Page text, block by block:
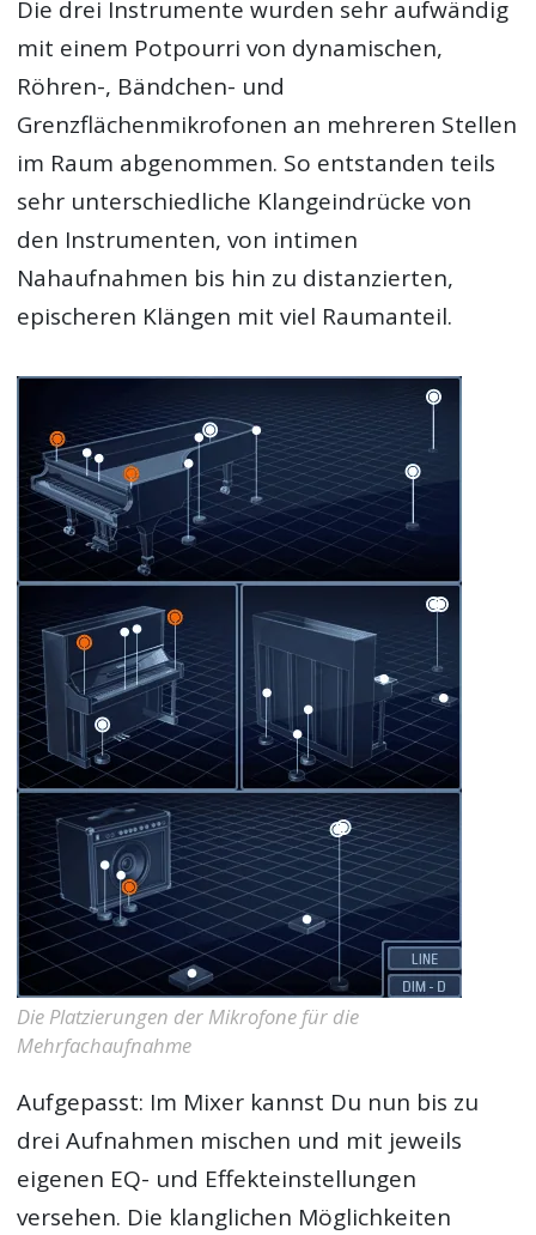
Die drei Instrumente wurden sehr aufwändig
mit einem Potpourri von dynamischen,
Röhren-, Bändchen- und
Grenzflächenmikrofonen an mehreren Stellen
im Raum abgenommen. So entstanden teils
sehr unterschiedliche Klangeindrücke von
den Instrumenten, von intimen
Nahaufnahmen bis hin zu distanzierten,
epischeren Klängen mit viel Raumanteil.
Die Platzierungen der Mikrofone für die
Mehrfachaufnahme
Aufgepasst: Im Mixer kannst Du nun bis zu
drei Aufnahmen mischen und mit jeweils
eigenen EQ- und Effekteinstellungen
versehen. Die klanglichen Möglichkeiten